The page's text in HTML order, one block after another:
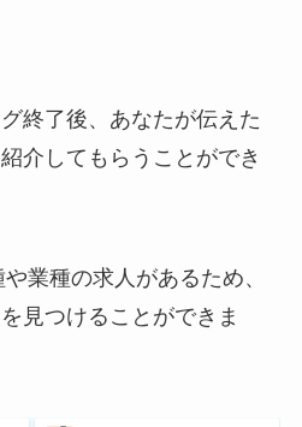
終了後、あなたが伝えた
介してもらうことができ
業種の求人があるため、
見つけることができま